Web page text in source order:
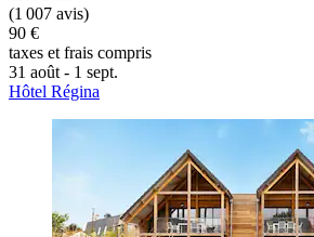
(1 007 avis)
90 €
taxes et frais compris
31 août - 1 sept.
Hôtel Régina